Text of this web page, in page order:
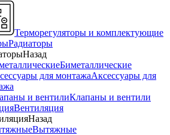
Терморегуляторы и комплектующие
Радиаторы
Назад
Биметаллические
Аксессуары для
Клапаны и вентили
Вентиляция
Назад
Вытяжные